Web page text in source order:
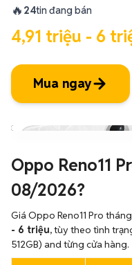
🔥 24tin đang bán
4,91 triệu - 6
Mua ngay
Oppo Reno11
08/2026?
Giá Oppo Reno11 Pro
- 6 triệu, tùy theo tình
512GB) and từng cửa hàng.